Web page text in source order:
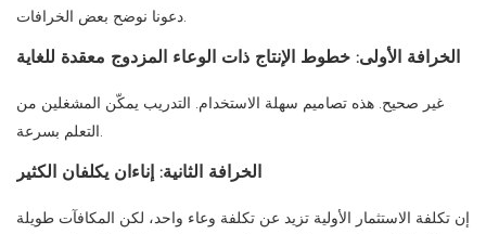
دعونا نوضح بعض الخرافات.
الخرافة الأولى: خطوط الإنتاج ذات الوعاء المزدوج معقدة للغاية
غير صحيح. هذه تصاميم سهلة الاستخدام. التدريب يمكّن المشغلين من
التعلم بسرعة.
الخرافة الثانية: إناءان يكلفان الكثير
إن تكلفة الاستثمار الأولية تزيد عن تكلفة وعاء واحد، لكن المكافآت طويلة